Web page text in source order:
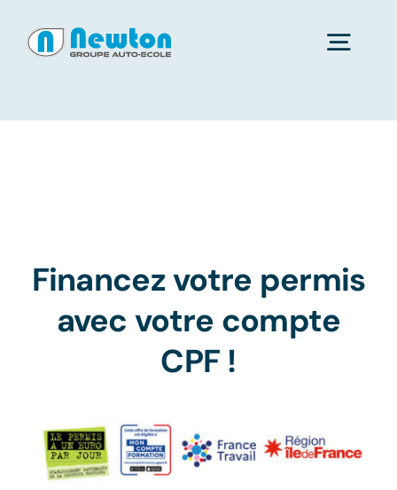
Accueil
Inscription
Label
Financez votre permis
avec votre compte
CPF !